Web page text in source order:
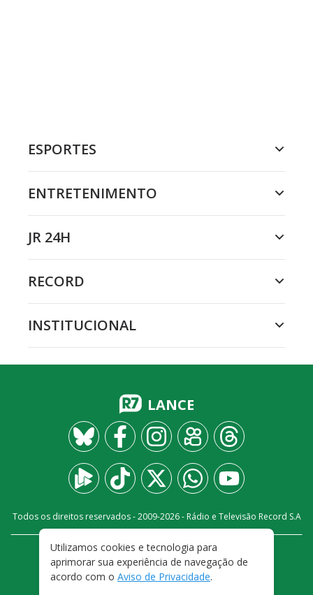
ESPORTES
ENTRETENIMENTO
JR 24H
RECORD
INSTITUCIONAL
LANCE
Todos os direitos reservados - 2009-2026- Rádio e Televisão Record S.A
FALE CONOSCO
PRIVACIDADE
TERMOS E CONDIÇÕES DE USO
Utilizamos cookies e tecnologia para
aprimorar sua experiência de navegação de
acordo com o Aviso de Privacidade.